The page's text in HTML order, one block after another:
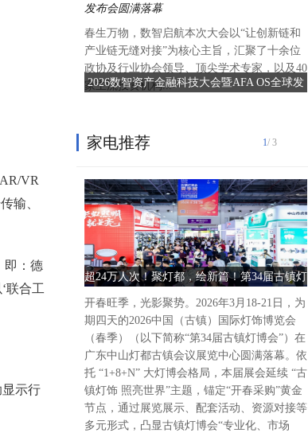
VR
输、
即：德
联合工
示行
2026数智资产金融科技大会暨AFA OS全球发
春生万物，数智启航本次大会以“让创新链和
产业链无缝对接”为核心主旨，汇聚了十余位
政协及行业协会领导、顶尖学术专家，以及40
家主流投资机构...
家电推荐
超24万人次！聚灯都，绘新篇！第34届古镇灯
博会圆满收官
开春旺季，光影聚势。2026年3月18-21日，为
期四天的2026中国（古镇）国际灯饰博览会
（春季）（以下简称“第34届古镇灯博会”）在
广东中山灯都古镇会议展览中心圆满落幕。依
托 “1+8+N” 大灯博会格局，本届展会延续 “古
镇灯饰 照亮世界”主题，锚定“开春采购”黄金
节点，通过展览展示、配套活动、资源对接等
多元形式，凸显古镇灯博会“专业化、市场
1/ 3